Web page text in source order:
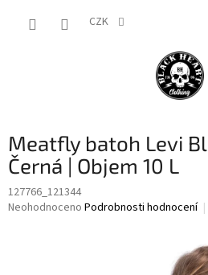
CZK
Meatfly batoh Levi
Černá | Objem 10 L
127766_121344
Průměrné
Neohodnoceno Podrobnosti hodnocení